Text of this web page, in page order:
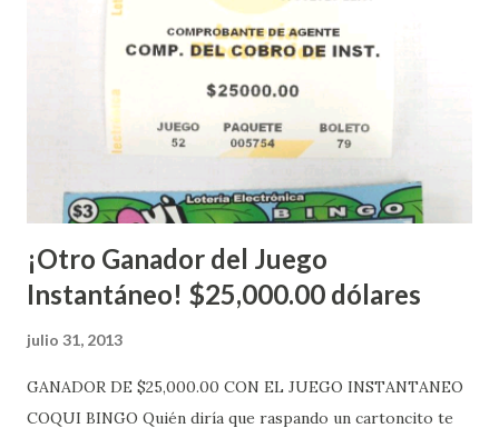
Estados Unidos y los jugadores podrán conocer los
números ganadores del mismo a través de la página
aquellos con jugadas anticipadas de los sorteos locales (
Loto, Revancha, Pega 2, Pega 3 Pega 4 ) se les informará
Mientras, que l...
¡Otro Ganador del Juego
Instantáneo! $25,000.00 dólares
julio 31, 2013
GANADOR DE $25,000.00 CON EL JUEGO INSTANTANEO
COQUI BINGO Quién diría que raspando un cartoncito te